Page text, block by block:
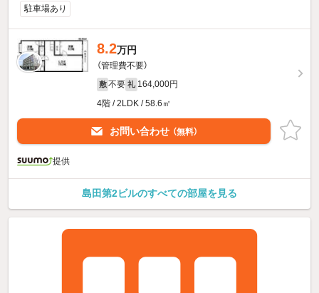
駐車場あり
8.2万円
（管理費不要）
敷 不要 礼 164,000円
4階 / 2LDK / 58.6㎡
お問い合わせ （無料）
提供
島田第2ビルのすべての部屋を見る